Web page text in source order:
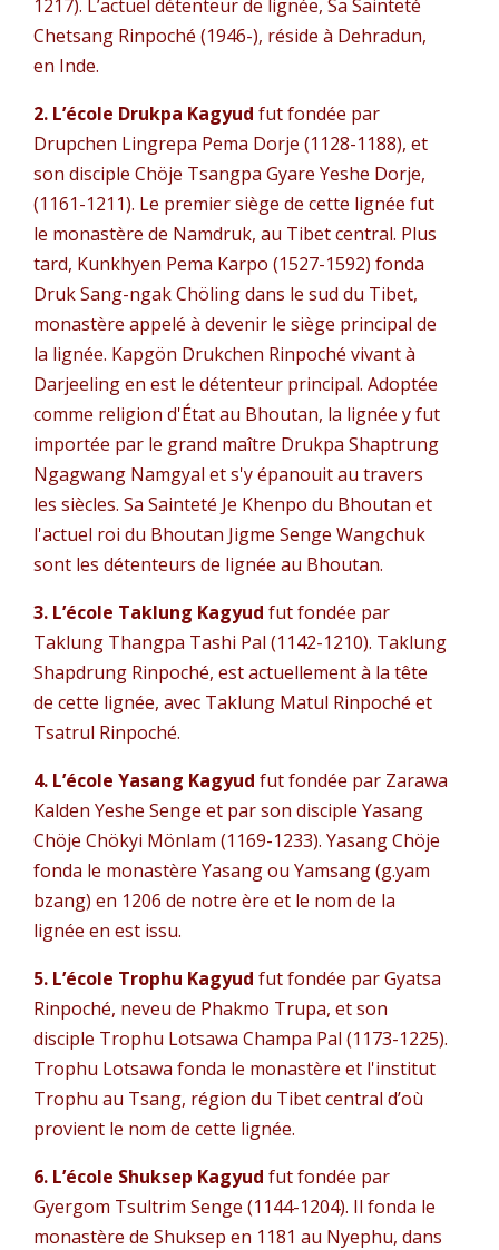
1217). L’actuel détenteur de lignée, Sa Sainteté
Chetsang Rinpoché (1946-), réside à Dehradun,
en Inde.
2. L’école Drukpa Kagyud fut fondée par
Drupchen Lingrepa Pema Dorje (1128-1188), et
son disciple Chöje Tsangpa Gyare Yeshe Dorje,
(1161-1211). Le premier siège de cette lignée fut
le monastère de Namdruk, au Tibet central. Plus
tard, Kunkhyen Pema Karpo (1527-1592) fonda
Druk Sang-ngak Chöling dans le sud du Tibet,
monastère appelé à devenir le siège principal de
la lignée. Kapgön Drukchen Rinpoché vivant à
Darjeeling en est le détenteur principal. Adoptée
comme religion d'État au Bhoutan, la lignée y fut
importée par le grand maître Drukpa Shaptrung
Ngagwang Namgyal et s'y épanouit au travers
les siècles. Sa Sainteté Je Khenpo du Bhoutan et
l'actuel roi du Bhoutan Jigme Senge Wangchuk
sont les détenteurs de lignée au Bhoutan.
3. L’école Taklung Kagyud fut fondée par
Taklung Thangpa Tashi Pal (1142-1210). Taklung
Shapdrung Rinpoché, est actuellement à la tête
de cette lignée, avec Taklung Matul Rinpoché et
Tsatrul Rinpoché.
4. L’école Yasang Kagyud fut fondée par Zarawa
Kalden Yeshe Senge et par son disciple Yasang
Chöje Chökyi Mönlam (1169-1233). Yasang Chöje
fonda le monastère Yasang ou Yamsang (g.yam
bzang) en 1206 de notre ère et le nom de la
lignée en est issu.
5. L’école Trophu Kagyud fut fondée par Gyatsa
Rinpoché, neveu de Phakmo Trupa, et son
disciple Trophu Lotsawa Champa Pal (1173-1225).
Trophu Lotsawa fonda le monastère et l'institut
Trophu au Tsang, région du Tibet central d’où
provient le nom de cette lignée.
6. L’école Shuksep Kagyud fut fondée par
Gyergom Tsultrim Senge (1144-1204). Il fonda le
monastère de Shuksep en 1181 au Nyephu, dans